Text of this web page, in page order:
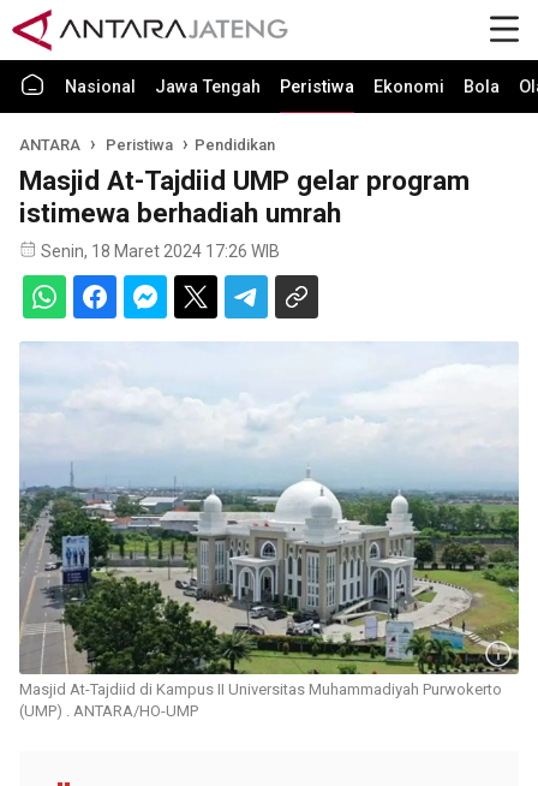
Nasional Jawa Tengah Peristiwa Ekonomi Bola
ANTARA Peristiwa Pendidikan
Masjid At-Tajdiid UMP gelar program
istimewa berhadiah umrah
Senin, 18 Maret 2024 17:26 WIB
Masjid At-Tajdiid di Kampus II Universitas Muhammadiyah Purwokerto
(UMP) . ANTARA/HO-UMP